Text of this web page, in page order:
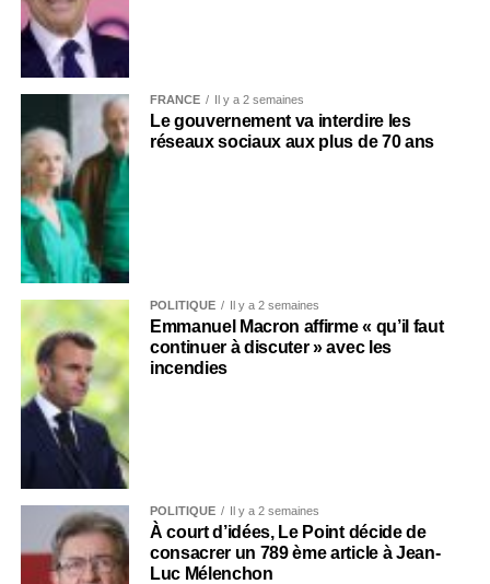
FRANCE Il y a 2 semaines
Le gouvernement va interdire les
réseaux sociaux aux plus de 70 ans
POLITIQUE Il y a 2 semaines
Emmanuel Macron affirme « qu’il faut
continuer à discuter » avec les
incendies
POLITIQUE Il y a 2 semaines
À court d’idées, Le Point décide de
consacrer un 789 ème article à Jean-
Luc Mélenchon